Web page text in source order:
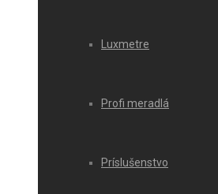
Luxmetre
Profi meradlá
Príslušenstvo